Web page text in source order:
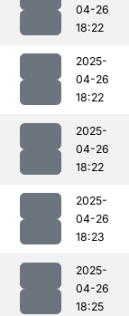
04-26
18:22
2025-
04-26
18:22
2025-
04-26
18:22
2025-
04-26
18:23
2025-
04-26
18:25